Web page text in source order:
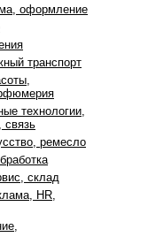
оформление
транспорт
технологии,
связь
ремесло
склад
HR,